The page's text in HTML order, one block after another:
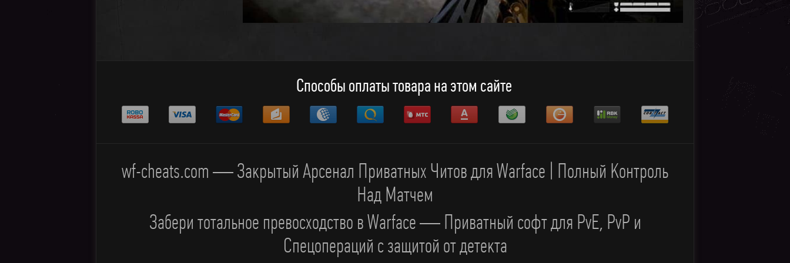
Способы оплаты товара на этом сайте
wf-cheats.com — Закрытый Арсенал Приватных Читов для Warface | Полный Контроль
Над Матчем
Забери тотальное превосходство в Warface — Приватный софт для PvE, PvP и
Спецопераций с защитой от детекта